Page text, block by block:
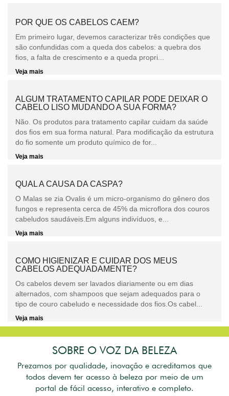
POR QUE OS CABELOS CAEM?
Em primeiro lugar, devemos caracterizar três condições que
são confundidas com a queda dos cabelos: a quebra dos
fios, a falta de crescimento e a queda propri...
Veja mais
ALGUM TRATAMENTO CAPILAR PODE DEIXAR O
CABELO LISO MUDANDO A SUA FORMA?
Não. Os produtos para tratamento capilar cuidam da saúde
dos fios em sua forma natural. Para modificação da estrutura
do fio somente um produto químico de for...
Veja mais
QUAL A CAUSA DA CASPA?
O Malas se zia Ovalis é um micro-organismo do gênero dos
fungos e representa cerca de 45% da microflora dos couros
cabeludos saudáveis.Em alguns indivíduos, e...
Veja mais
COMO HIGIENIZAR E CUIDAR DOS MEUS
CABELOS ADEQUADAMENTE?
Os cabelos devem ser lavados diariamente ou em dias
alternados, com shampoos que sejam adequados para o
tipo de couro cabeludo e necessidade dos fios.Os cabel...
Veja mais
SOBRE O VOZ DA BELEZA
Prezamos por qualidade, inovação e acreditamos que
todos devem ter acesso à beleza por meio de um
portal de fácil acesso, interativo e completo.